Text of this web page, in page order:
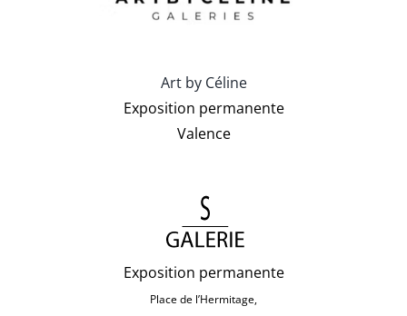
Art by Céline
Exposition permanente
Valence
Exposition permanente
Place de l’Hermitage,